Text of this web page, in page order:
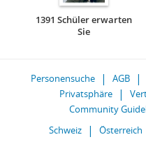
1391 Schüler erwarten
Sie
Personensuche AGB
Privatsphäre
Community
Schweiz
Österreich